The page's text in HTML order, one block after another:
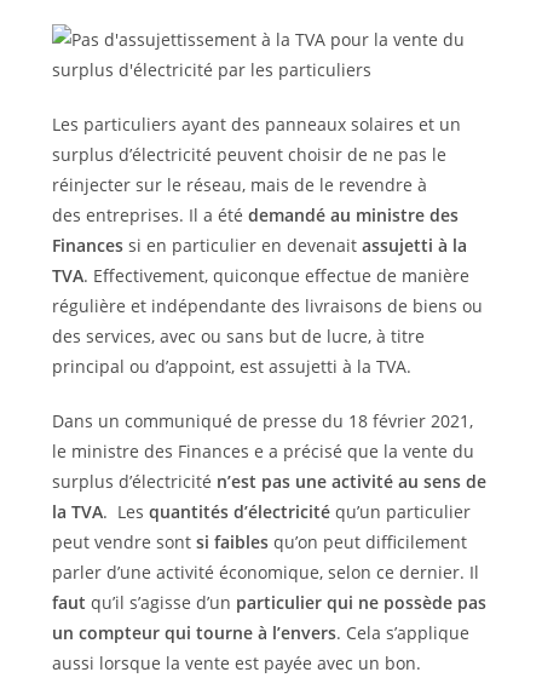
Les particuliers ayant des panneaux solaires et un
surplus d’électricité peuvent choisir de ne pas le
réinjecter sur le réseau, mais de le revendre à
des entreprises. Il a été demandé au ministre des
Financessi en particulier en devenait assujetti à la
TVA. Effectivement, quiconque effectue de manière
régulière et indépendante des livraisons de biens ou
des services, avec ou sans but de lucre, à titre
principal ou d’appoint, est assujetti à la TVA.
Dans un communiqué de presse du 18 février 2021,
le ministre des Finances e a précisé que la vente du
surplus d’électricité n’est pas une activité au sens de
la TVA. Les quantités d’électricitéqu’un particulier
peut vendre sont si faiblesqu’on peut difficilement
parler d’une activité économique, selon ce dernier. Il
faut qu’il s’agisse d’un particulier qui ne possède pas
un compteur qui tourne à l’envers. Cela s’applique
aussi lorsque la vente est payée avec un bon.